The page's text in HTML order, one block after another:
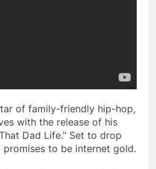
of family-friendly hip-hop,
with the release of his
Dad Life.” Set to drop
promises to be internet gold.